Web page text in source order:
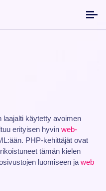
laajalti käytetty avoimen
erityisen hyvin web-
PHP-kehittäjät ovat
tämän kielen
luomiseen ja web